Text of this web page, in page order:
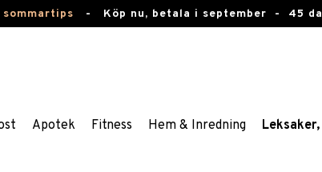
- Köp nu, betala i september - 45
Apotek Fitness Hem & Inredning